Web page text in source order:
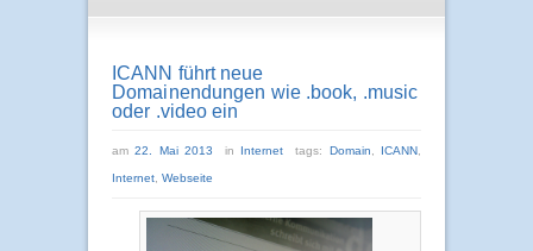
ICANN führt neue
Domainendungen wie .book, .music
oder .video ein
am22. Mai 2013 in Internet tags: Domain ICANN
Internet Webseite